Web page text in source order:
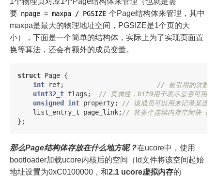
要 npage = maxpa / PGSIZE 个Page结构体来管理，其中
maxpa是最大的物理地址空间，PGSIZE是1个页的大
小），下面是一个简单的结构体，实际上为了实现页面置
换等算法，还会有额外的成员变量。
struct Page {
int
ref;
// 被引用的次数
uint32_t flags ;
// 页属性，bit0用于表示是否可用
unsigned
int property;
// 该成员可以用来记录某连续
list_entry_t
page_link;// 将多个连续内存空闲块（有
};
那么Page结构体存放在什么地方呢？在ucore中，使用
bootloader加载ucore内核后的空间（ld文件将该空间起始
地址设置为0xC0100000，和2.1 ucore虚拟内存的